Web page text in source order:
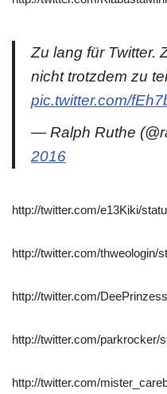
Zu lang für Twitter.
nicht trotzdem zu
pic.twitter.com/
— Ralph Ruthe
2016
http://twitter.com/e13Kiki/
http://twitter.com/thweologin/
http://twitter.com/
http://twitter.com/parkrocker/
http://twitter.com/